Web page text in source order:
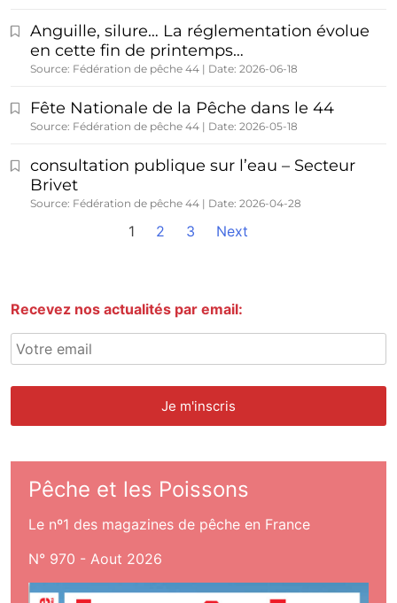
Anguille, silure… La réglementation évolue
en cette fin de printemps…
Source: Fédération de pêche 44 Date: 2026-06-18
Fête Nationale de la Pêche dans le 44
Source: Fédération de pêche 44 Date: 2026-05-18
consultation publique sur l’eau – Secteur
Brivet
Source: Fédération de pêche 44 Date: 2026-04-28
1 2 3 Next
Recevez nos actualités par email:
Pêche et les Poissons
Le nº1 des magazines de pêche en France
N° 970 - Aout 2026